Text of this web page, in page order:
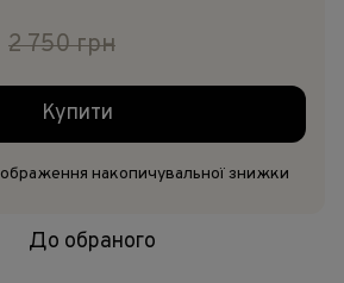
2 750 грн
Купити
накопичувальної знижки
До обраного